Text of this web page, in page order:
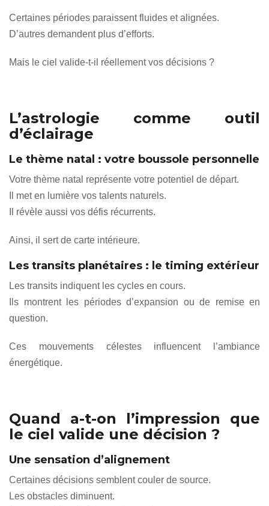
Certaines périodes paraissent fluides et alignées.
D’autres demandent plus d’efforts.
Mais le ciel valide-t-il réellement vos décisions ?
L’astrologie comme outil
d’éclairage
Le thème natal : votre boussole personnelle
Votre thème natal représente votre potentiel de départ.
Il met en lumière vos talents naturels.
Il révèle aussi vos défis récurrents.
Ainsi, il sert de carte intérieure.
Les transits planétaires : le timing extérieur
Les transits indiquent les cycles en cours.
Ils montrent les périodes d’expansion ou de remise en
question.
Ces mouvements célestes influencent l’ambiance
énergétique.
Quand a-t-on l’impression que
le ciel valide une décision ?
Une sensation d’alignement
Certaines décisions semblent couler de source.
Les obstacles diminuent.